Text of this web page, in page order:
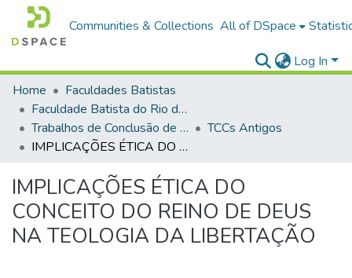
Communities & Collections All of DSpace
Log In
Home
Faculdades Batistas
Faculdade Batista do Rio de Janeiro (FABAT-RJ)
Trabalhos de Conclusão de Curso (TCC)
TCCs Antigos
IMPLICAÇÕES ÉTICA DO CONCEITO DO REINO DE DEUS NA TEOLOGIA DA LIBERTAÇÃO
IMPLICAÇÕES ÉTICA DO
CONCEITO DO REINO DE DEUS
NA TEOLOGIA DA LIBERTAÇÃO